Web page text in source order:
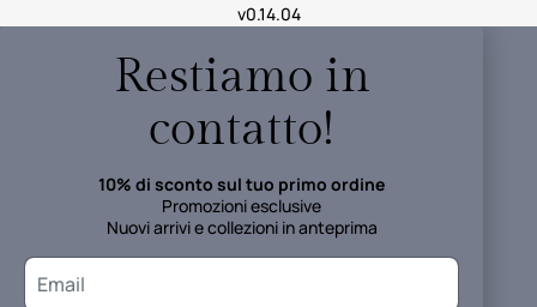
v0.14.04
Restiamo in
contatto!
10% di sconto sul tuo primo ordine
Promozioni esclusive
Nuovi arrivi e collezioni in anteprima